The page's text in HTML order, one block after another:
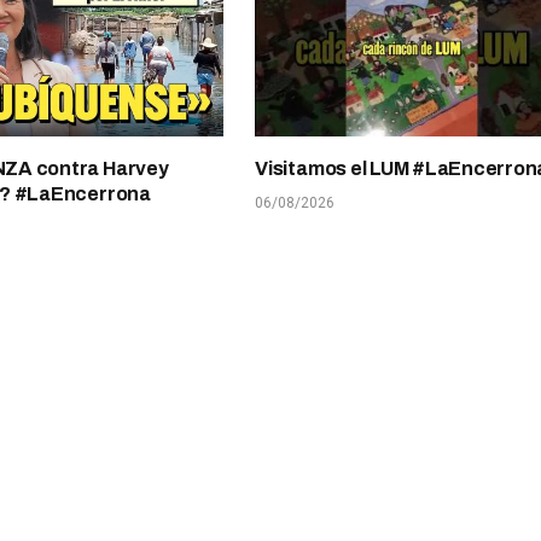
contra Harvey
#LaEncerrona
Visitamos el LUM
06/08/2026